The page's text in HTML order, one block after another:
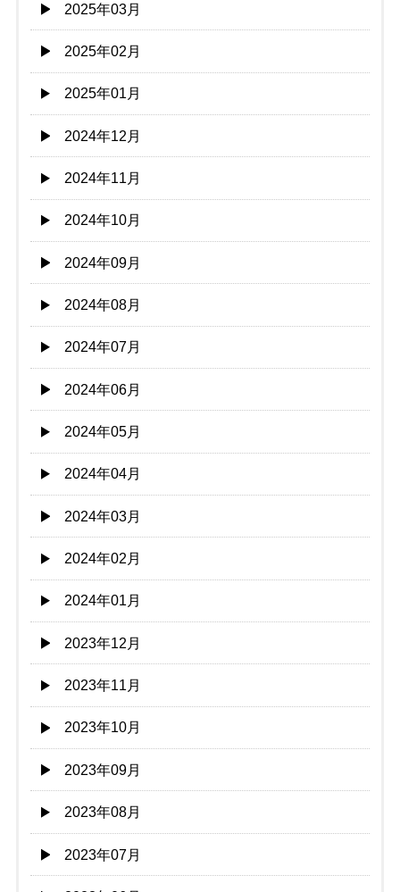
2025年03月
2025年02月
2025年01月
2024年12月
2024年11月
2024年10月
2024年09月
2024年08月
2024年07月
2024年06月
2024年05月
2024年04月
2024年03月
2024年02月
2024年01月
2023年12月
2023年11月
2023年10月
2023年09月
2023年08月
2023年07月